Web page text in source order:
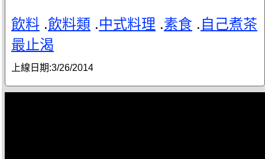
飲料 .飲料類 .中式料理 .素食 . 自己煮茶
最止渴
上線日期:3/26/2014